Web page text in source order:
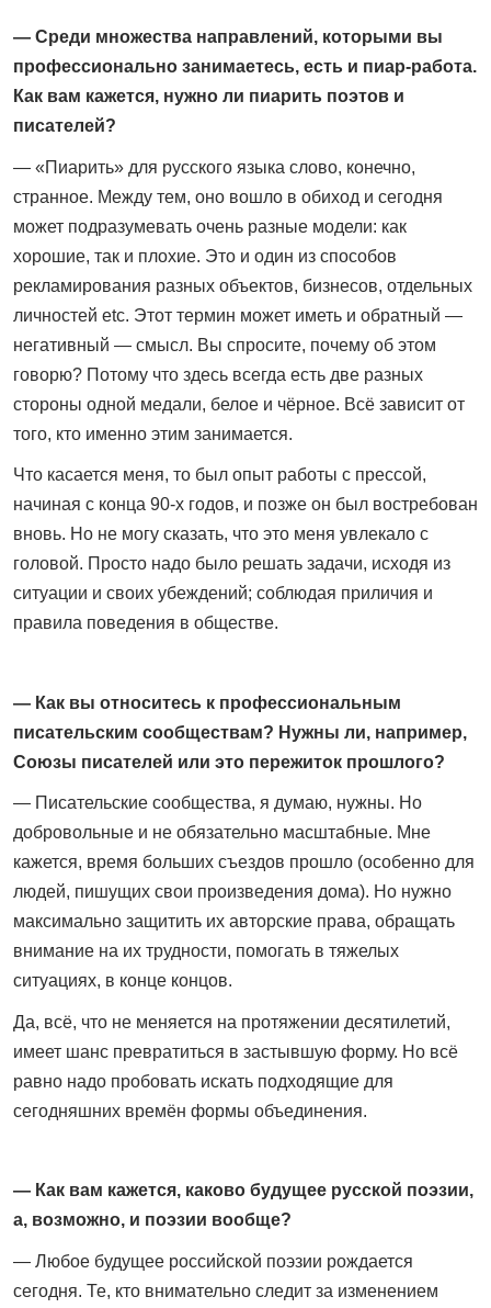
— Среди множества направлений, которыми вы
профессионально занимаетесь, есть и пиар‑работа.
Как вам кажется, нужно ли пиарить поэтов и
писателей?
— «Пиарить» для русского языка слово, конечно,
странное. Между тем, оно вошло в обиход и сегодня
может подразумевать очень разные модели: как
хорошие, так и плохие. Это и один из способов
рекламирования разных объектов, бизнесов, отдельных
личностей etc. Этот термин может иметь и обратный —
негативный — смысл. Вы спросите, почему об этом
говорю? Потому что здесь всегда есть две разных
стороны одной медали, белое и чёрное. Всё зависит от
того, кто именно этим занимается.
Что касается меня, то был опыт работы с прессой,
начиная с конца 90-х годов, и позже он был востребован
вновь. Но не могу сказать, что это меня увлекало с
головой. Просто надо было решать задачи, исходя из
ситуации и своих убеждений; соблюдая приличия и
правила поведения в обществе.
— Как вы относитесь к профессиональным
писательским сообществам? Нужны ли, например,
Союзы писателей или это пережиток прошлого?
— Писательские сообщества, я думаю, нужны. Но
добровольные и не обязательно масштабные. Мне
кажется, время больших съездов прошло (особенно для
людей, пишущих свои произведения дома). Но нужно
максимально защитить их авторские права, обращать
внимание на их трудности, помогать в тяжелых
ситуациях, в конце концов.
Да, всё, что не меняется на протяжении десятилетий,
имеет шанс превратиться в застывшую форму. Но всё
равно надо пробовать ­искать подходящие для
сегодняшних времён формы объединения.
— Как вам кажется, каково будущее русской поэзии,
а, возможно, и поэзии вообще?
— Любое будущее российской поэзии рождается
сегодня. Те, кто внимательно следит за изменением